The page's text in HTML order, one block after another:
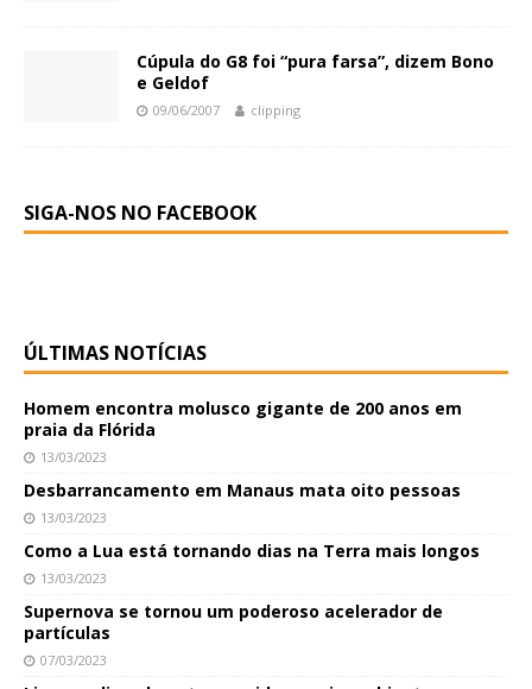
Cúpula do G8 foi “pura farsa”, dizem Bono
e Geldof
09/06/2007 clipping
SIGA-NOS NO FACEBOOK
ÚLTIMAS NOTÍCIAS
Homem encontra molusco gigante de 200 anos em
praia da Flórida
13/03/2023
Desbarrancamento em Manaus mata oito pessoas
13/03/2023
Como a Lua está tornando dias na Terra mais longos
13/03/2023
Supernova se tornou um poderoso acelerador de
partículas
07/03/2023